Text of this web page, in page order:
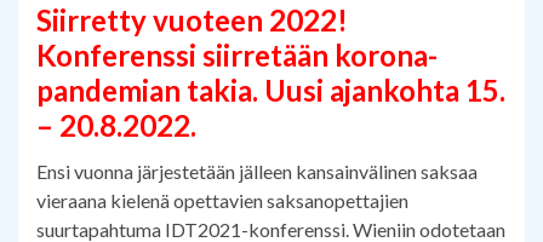
Siirretty vuoteen 2022!
Konferenssi siirretään korona-
pandemian takia. Uusi ajankohta 15.
– 20.8.2022.
Ensi vuonna järjestetään jälleen kansainvälinen saksaa
vieraana kielenä opettavien saksanopettajien
suurtapahtuma IDT2021-konferenssi. Wieniin odotetaan